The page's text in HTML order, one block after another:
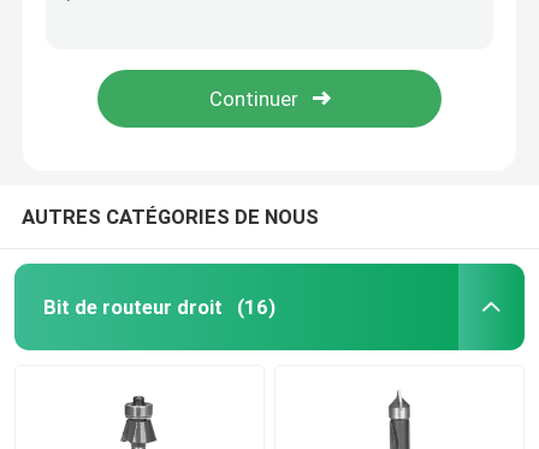
Bit de routeur HSS
AUTRES CATÉGORIES DE NOUS
Bit de routeur droit (16)